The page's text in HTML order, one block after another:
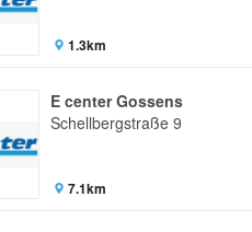
1.3km
E center Gossens
Schellbergstraße 9
7.1km